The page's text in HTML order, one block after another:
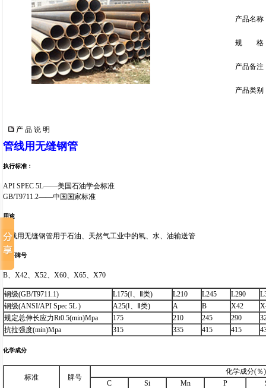
产品名称
规 格
产品备注
产品类别
产 品 说 明
管线用无缝钢管
执行标准：
API SPEC 5L——美国石油学会标准
GB/T9711.2——中国国家标准
用途
管线用无缝钢管用于石油、天然气工业中的氧、水、油输送管
主要牌号
B、X42、X52、X60、X65、X70
钢级(GB/T9711.1) L175(Ⅰ、Ⅱ类) L210 L245 L290
钢级(ANSI/API Spec 5L )
A25(Ⅰ、Ⅱ类) A B X42
规定总伸长应力Rt0.5(min)Mpa
175 210 245 290
抗拉强度(min)Mpa
315 335 415 415
化学成分
标准 牌号
化学成分(％)
C
Si Mn P